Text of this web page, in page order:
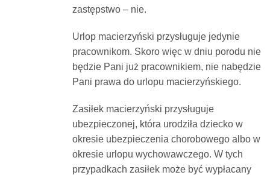
zastępstwo – nie.
Urlop macierzyński przysługuje jedynie
pracownikom. Skoro więc w dniu porodu nie
będzie Pani już pracownikiem, nie nabędzie
Pani prawa do urlopu macierzyńskiego.
Zasiłek macierzyński przysługuje
ubezpieczonej, która urodziła dziecko w
okresie ubezpieczenia chorobowego albo w
okresie urlopu wychowawczego. W tych
przypadkach zasiłek może być wypłacany